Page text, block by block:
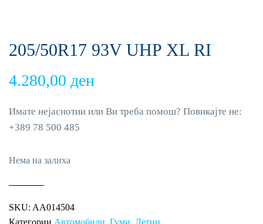
205/50R17 93V UHP XL RI
4.280,00 ден
Имате нејаснотии или Ви треба помош? Повикајте не:
+389 78 500 485
Нема на залиха
SKU: AA014504